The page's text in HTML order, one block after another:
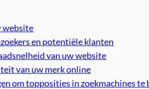
website
en potentiële klanten
van uw website
van uw merk online
om topposities in zoekmachines te